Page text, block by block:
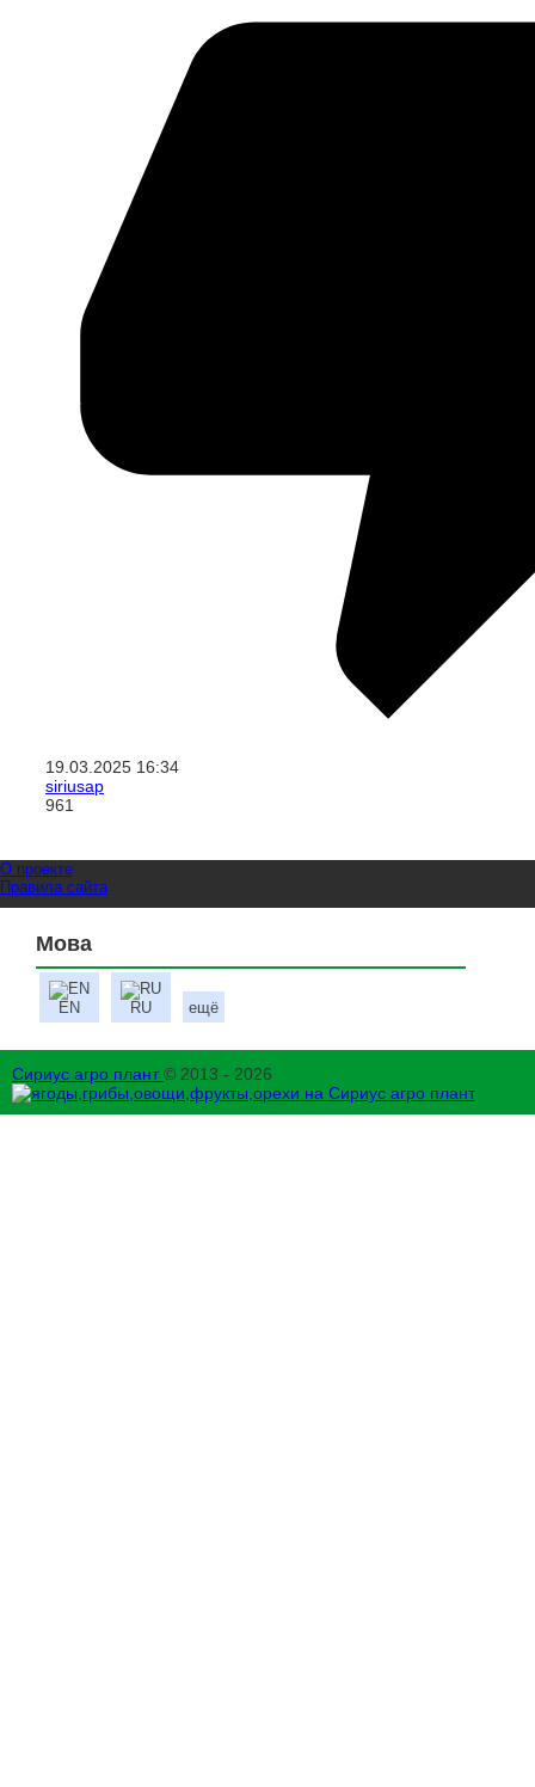
19.03.2025 16:34
siriusap
961
О проекте
Правила сайта
Мова
EN RU ещё
Сириус агро плант© 2013 - 2026